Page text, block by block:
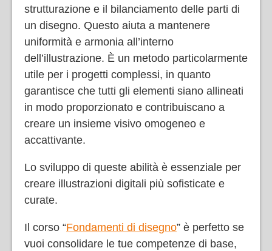
strutturazione e il bilanciamento delle parti di
un disegno. Questo aiuta a mantenere
uniformità e armonia all’interno
dell’illustrazione. È un metodo particolarmente
utile per i progetti complessi, in quanto
garantisce che tutti gli elementi siano allineati
in modo proporzionato e contribuiscano a
creare un insieme visivo omogeneo e
accattivante.
Lo sviluppo di queste abilità è essenziale per
creare illustrazioni digitali più sofisticate e
curate.
Il corso “Fondamenti di disegno” è perfetto se
vuoi consolidare le tue competenze di base,